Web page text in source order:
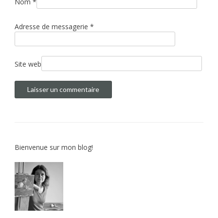
t
l
e
Adresse de messagerie *
Site web
Bienvenue sur mon blog!